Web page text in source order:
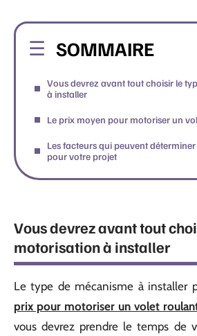
SOMMAIRE
Vous devrez avant tout choisir le
à installer
Le prix moyen pour motoriser un
Les facteurs qui peuvent
pour votre projet
Vous devrez avant tout
motorisation à installer
Le type de mécanisme à installer
prix pour motoriser un volet
vous devrez prendre le temps de